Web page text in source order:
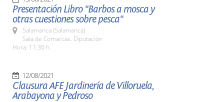
Presentación Libro "Barbos a mosca y
otras cuestiones sobre pesca"
Salamanca (Salamanca)
Sala de Comarcas. Diputación
Hora: 11:30 h.
12/08/2021
Clausura AFE Jardinería de Villoruela,
Arabayona y Pedroso